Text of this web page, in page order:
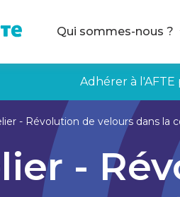
Qui sommes-nous ?
Adhérer à
- Révolution de velours dans la
-